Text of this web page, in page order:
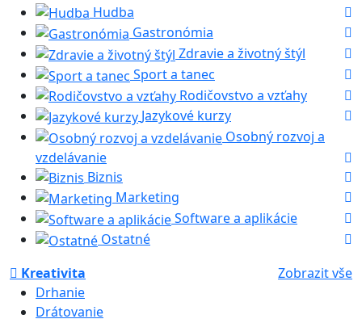
Hudba
Gastronómia
Zdravie a životný štýl
Sport a tanec
Rodičovstvo a vzťahy
Jazykové kurzy
Osobný rozvoj a
vzdelávanie
Biznis
Marketing
Software a aplikácie
Ostatné
Kreativita
Zobrazit vše
Drhanie
Drátovanie